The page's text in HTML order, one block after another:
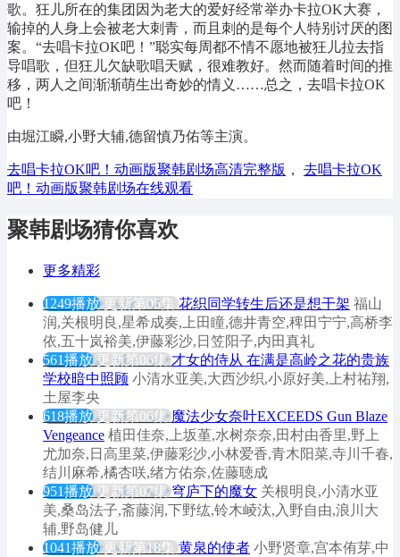
歌。狂儿所在的集团因为老大的爱好经常举办卡拉OK大赛，
输掉的人身上会被老大刺青，而且刺的是每个人特别讨厌的图
案。“去唱卡拉OK吧！”聪实每周都不情不愿地被狂儿拉去指
导唱歌，但狂儿欠缺歌唱天赋，很难教好。然而随着时间的推
移，两人之间渐渐萌生出奇妙的情义……总之，去唱卡拉OK
吧！
由堀江瞬,小野大辅,德留慎乃佑等主演。
去唱卡拉OK吧！动画版聚韩剧场高清完整版 ，
去唱卡拉OK
吧！动画版聚韩剧场在线观看
聚韩剧场猜你喜欢
更多精彩
1249播放 更新第05集 花织同学转生后还是想干架 福山
润,关根明良,星希成奏,上田瞳,德井青空,稗田宁宁,高桥李
依,五十岚裕美,伊藤彩沙,日笠阳子,内田真礼
561播放 更新第06集 才女的侍从 在满是高岭之花的贵族
学校暗中照顾 小清水亚美,大西沙织,小原好美,上村祐翔,
土屋李央
618播放 更新第06集 魔法少女奈叶EXCEEDS Gun Blaze
Vengeance 植田佳奈,上坂堇,水树奈奈,田村由香里,野上
尤加奈,日高里菜,伊藤彩沙,小林爱香,青木阳菜,寺川千春,
结川麻希,橘杏咲,绪方佑奈,佐藤聴成
951播放 更新第07集 穹庐下的魔女 关根明良,小清水亚
美,桑岛法子,斋藤润,下野纮,铃木崚汰,入野自由,浪川大
辅,野岛健儿
1041播放 更新第18集 黄泉的使者 小野贤章,宫本侑芽,中